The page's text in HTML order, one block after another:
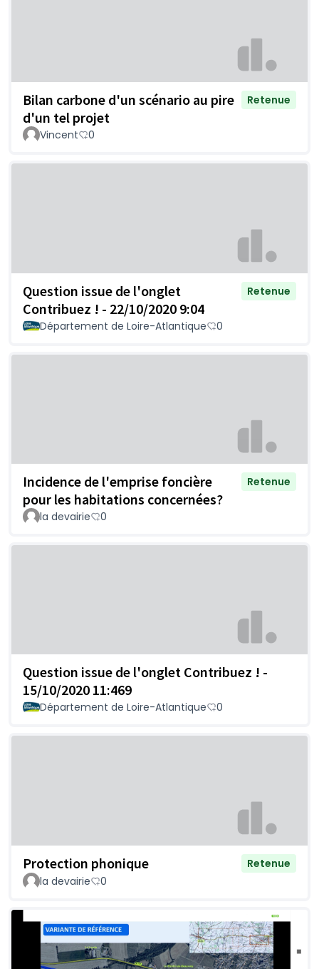
Bilan carbone d'un scénario au pire
d'un tel projet
Retenue
Vincent 0
Question issue de l'onglet
Contribuez ! - 22/10/2020 9:04
Retenue
Département de Loire-Atlantique 0
Incidence de l'emprise foncière
pour les habitations concernées?
Retenue
la devairie 0
Question issue de l'onglet Contribuez ! -
15/10/2020 11:469
Département de Loire-Atlantique 0
Protection phonique
Retenue
la devairie
0